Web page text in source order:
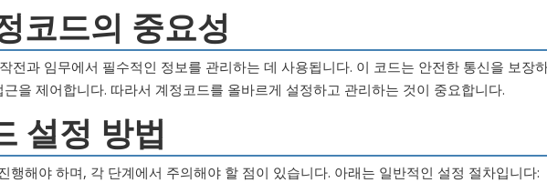
코드의 중요성
전과 임무에서 필수적인 정보를 관리하는 데 사용됩니다. 이 코드는 안전한 통신을 보장
을 제어합니다. 따라서 계정코드를 올바르게 설정하고 관리하는 것이 중요합니다.
설정 방법
행해야 하며, 각 단계에서 주의해야 할 점이 있습니다. 아래는 일반적인 설정 절차입니다: